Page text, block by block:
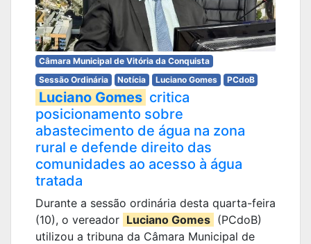
Câmara Municipal de Vitória da Conquista
Sessão Ordinária
Notícia Luciano Gomes PCdoB
Luciano Gomes critica
posicionamento sobre
abastecimento de água na zona
rural e defende direito das
comunidades ao acesso à água
tratada
Durante a sessão ordinária desta quarta-feira
(10), o vereador Luciano Gomes (PCdoB)
utilizou a tribuna da Câmara Municipal de